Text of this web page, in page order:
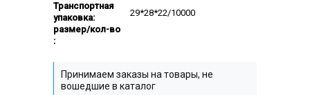
Транспортная
упаковка:
размер/кол-во
:
29*28*22/10000
Принимаем заказы на товары, не
вошедшие в каталог